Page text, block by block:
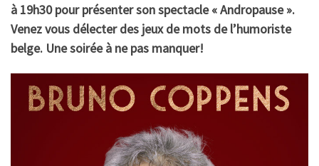
à 19h30 pour présenter son spectacle « Andropause ».
Venez vous délecter des jeux de mots de l’humoriste
belge. Une soirée à ne pas manquer!